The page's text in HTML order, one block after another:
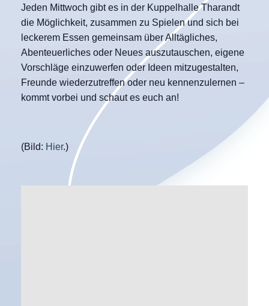
Jeden Mittwoch gibt es in der Kuppelhalle Tharandt
die Möglichkeit, zusammen zu Spielen und sich bei
leckerem Essen gemeinsam über Alltägliches,
Abenteuerliches oder Neues auszutauschen, eigene
Vorschläge einzuwerfen oder Ideen mitzugestalten,
Freunde wiederzutreffen oder neu kennenzulernen –
kommt vorbei und schaut es euch an!
(Bild: Hier.)